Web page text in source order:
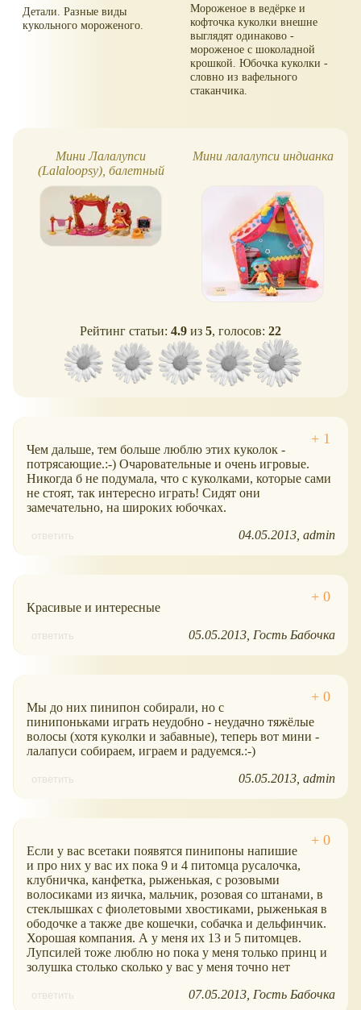
Детали. Разные виды
кукольного мороженого.
Мороженое в ведёрке и
кофточка куколки внешне
выглядят одинаково -
мороженое с шоколадной
крошкой. Юбочка куколки -
словно из вафельного
стаканчика.
Мини Лалалупси
(Lalaloopsy), балетный
спектакль
Мини лалалупси индианка
Рейтинг статьи: 4.9 из 5, голосов: 22
Чем дальше, тем больше люблю этих куколок -
потрясающие.:-) Очаровательные и очень игровые.
Никогда б не подумала, что с куколками, которые сами
не стоят, так интересно играть! Сидят они
замечательно, на широких юбочках.
ответить 04.05.2013 admin
Красивые и интересные
ответить 05.05.2013 Гость Бабочка
Мы до них пинипон собирали, но с
пинипоньками играть неудобно - неудачно тяжёлые
волосы (хотя куколки и забавные), теперь вот мини -
лалапуси собираем, играем и радуемся.:-)
ответить 05.05.2013 admin
Если у вас всетаки появятся пинипоны напишие
и про них у вас их пока 9 и 4 питомца русалочка,
клубничка, канфетка, рыженькая, с розовыми
волосиками из яичка, мальчик, розовая со штанами, в
стеклышках с фиолетовыми хвостиками, рыженькая в
ободочке а также две кошечки, собачка и дельфинчик.
Хорошая компания. А у меня их 13 и 5 питомцев.
Лупсилей тоже люблю но пока у меня только принц и
золушка столько сколько у вас у меня точно нет
ответить 07.05.2013 Гость Бабочка